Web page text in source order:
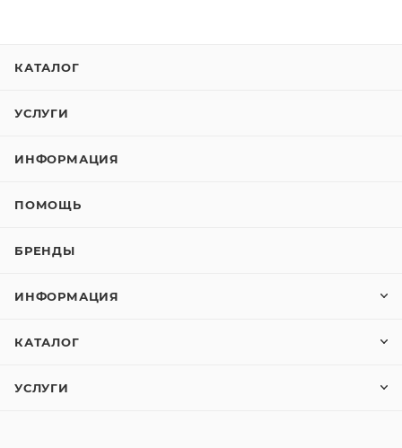
КАТАЛОГ
УСЛУГИ
ИНФОРМАЦИЯ
ПОМОЩЬ
БРЕНДЫ
ИНФОРМАЦИЯ
КАТАЛОГ
УСЛУГИ